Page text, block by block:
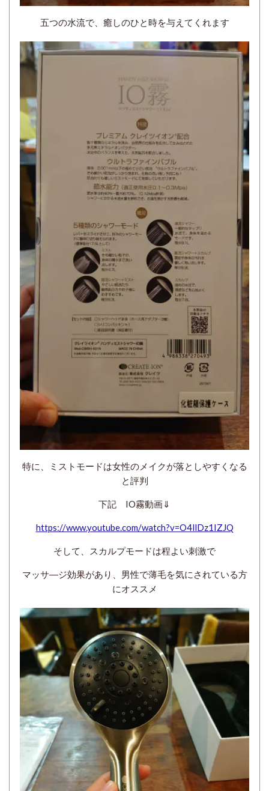
五つの水流で、癒しのひと時を与えてくれます
特に、ミストモードは女性のメイクが落としやすくなる
と評判
下記 IO霧動画⇓
https://www.youtube.com/watch?v=O4llDz1IZJQ
そして、スカルプモードは程よい刺激で
マッサ―ジ効果があり、男性で薄毛を気にされている方
にオススメ